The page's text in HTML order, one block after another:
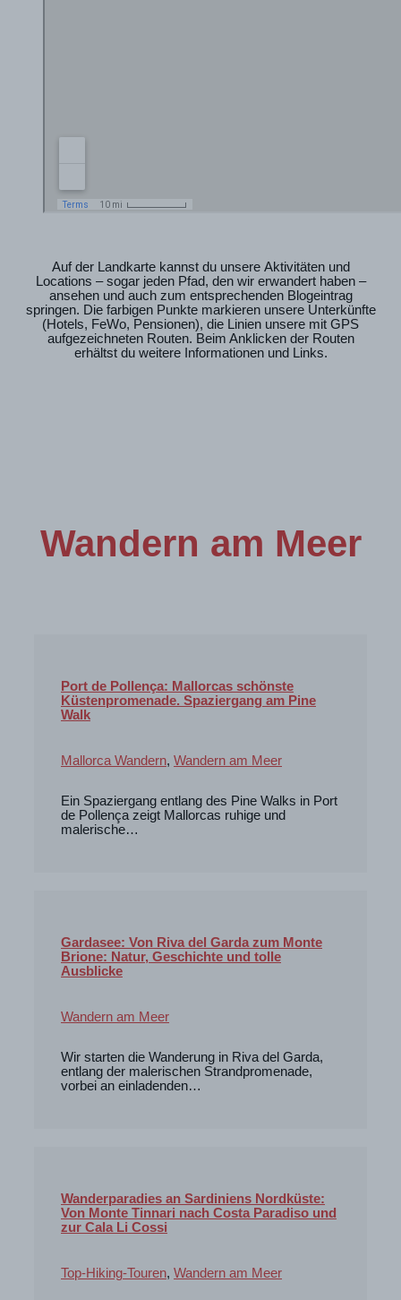
Auf der Landkarte kannst du unsere Aktivitäten und
Locations – sogar jeden Pfad, den wir erwandert haben –
ansehen und auch zum entsprechenden Blogeintrag
springen. Die farbigen Punkte markieren unsere Unterkünfte
(Hotels, FeWo, Pensionen), die Linien unsere mit GPS
aufgezeichneten Routen. Beim Anklicken der Routen
erhältst du weitere Informationen und Links.
Wandern am Meer
Port de Pollença: Mallorcas schönste
Küstenpromenade. Spaziergang am Pine
Walk
Mallorca Wandern, Wandern am Meer
Ein Spaziergang entlang des Pine Walks in Port
de Pollença zeigt Mallorcas ruhige und
malerische…
Gardasee: Von Riva del Garda zum Monte
Brione: Natur, Geschichte und tolle
Ausblicke
Wandern am Meer
Wir starten die Wanderung in Riva del Garda,
entlang der malerischen Strandpromenade,
vorbei an einladenden…
Wanderparadies an Sardiniens Nordküste:
Von Monte Tinnari nach Costa Paradiso und
zur Cala Li Cossi
Top-Hiking-Touren, Wandern am Meer